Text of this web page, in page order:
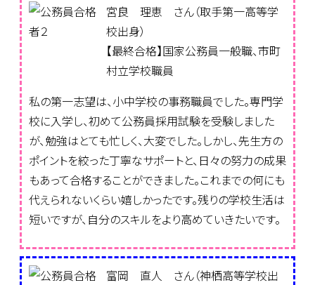
宮良 理恵 さん（取手第一高等学
校出身）
【最終合格】国家公務員一般職、市町
村立学校職員
私の第一志望は、小中学校の事務職員でした。専門学
校に入学し、初めて公務員採用試験を受験しました
が、勉強はとても忙しく、大変でした。しかし、先生方の
ポイントを絞った丁寧なサポートと、日々の努力の成果
もあって合格することができました。これまでの何にも
代えられないくらい嬉しかったです。残りの学校生活は
短いですが、自分のスキルをより高めていきたいです。
富岡 直人 さん（神栖高等学校出